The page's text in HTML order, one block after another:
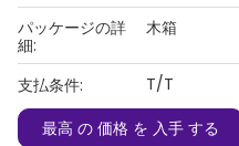
パッケージの詳
細:
木箱
支払条件:
T/T
最高 の 価格 を 入手 する